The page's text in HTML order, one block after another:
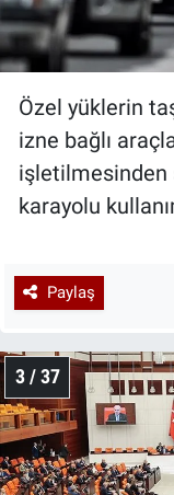
Özel yüklerin
izne bağlı
işletilmesinden
karayolu
Paylaş
3 / 37